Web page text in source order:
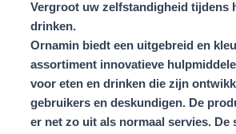
Vergroot uw zelfstandigheid tijdens
drinken.
Ornamin biedt een uitgebreid en
assortiment innovatieve
voor eten en drinken die zijn
gebruikers en deskundigen. De
er net zo uit als normaal servies. De